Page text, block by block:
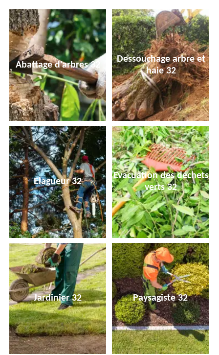
Abattage d'arbres 32
Dessouchage arbre et
haie 32
Elagueur 32
Evacuation des déchets
verts 32
Jardinier 32 Paysagiste 32